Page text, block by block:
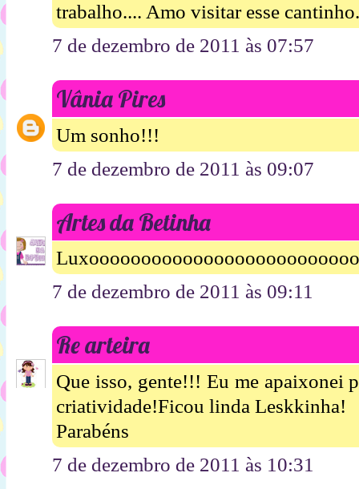
trabalho.... Amo visitar esse
7 de dezembro de 2011 às 07:57
Vânia Pires
Um sonho!!!
7 de dezembro de 2011 às 09:07
Artes da Betinha
7 de dezembro de 2011 às 09:11
Re arteira
Que isso, gente!!! Eu me apaixonei
criatividade!Ficou linda Leskkinha!
Parabéns
7 de dezembro de 2011 às 10:31